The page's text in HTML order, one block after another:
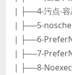
| ├──4-污点-容
| ├──5-
| ├──6-
| ├──7-
| ├──8-